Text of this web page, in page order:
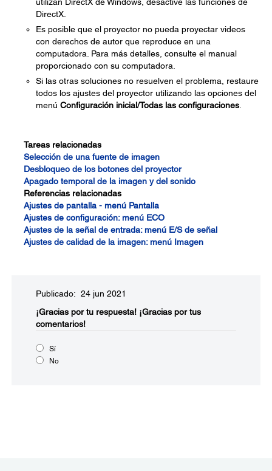
DirectX.
Es posible que el proyector no pueda proyectar videos
con derechos de autor que reproduce en una
computadora. Para más detalles, consulte el manual
proporcionado con su computadora.
Si las otras soluciones no resuelven el problema, restaure
todos los ajustes del proyector utilizando las opciones del
menú Configuración inicial/Todas las configuraciones
Tareas relacionadas
Selección de una fuente de imagen
Desbloqueo de los botones del proyector
Apagado temporal de la imagen y del sonido
Referencias relacionadas
Ajustes de pantalla - menú Pantalla
Ajustes de configuración: menú ECO
Ajustes de la señal de entrada: menú E/S de señal
Ajustes de calidad de la imagen: menú Imagen
Publicado: 24 jun 2021
¡Gracias por tu respuesta! ¡Gracias por tus
comentarios!
Sí
No